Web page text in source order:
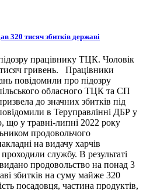
320 тисяч збитків державі
працівнику ТЦК. Чоловік
тисяч гривень. Працівники
повідомили про підозру
обласного ТЦК та СП
до значних збитків під
в Теруправлінні ДБР у
що у травні-липні 2022 року
продовольчого
на видачу харчів
службу. В результаті
продовольство на понад 3
збитків на суму майже 320
посадовця, частина продуктів,